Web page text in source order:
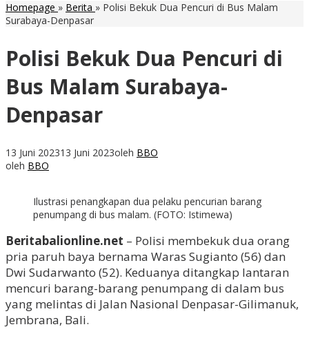
Homepage » Berita » Polisi Bekuk Dua Pencuri di Bus Malam
Surabaya-Denpasar
Polisi Bekuk Dua Pencuri di
Bus Malam Surabaya-
Denpasar
13 Juni 202313 Juni 2023oleh BBO
oleh BBO
Ilustrasi penangkapan dua pelaku pencurian barang
penumpang di bus malam. (FOTO: Istimewa)
Beritabalionline.net – Polisi membekuk dua orang
pria paruh baya bernama Waras Sugianto (56) dan
Dwi Sudarwanto (52). Keduanya ditangkap lantaran
mencuri barang-barang penumpang di dalam bus
yang melintas di Jalan Nasional Denpasar-Gilimanuk,
Jembrana, Bali.